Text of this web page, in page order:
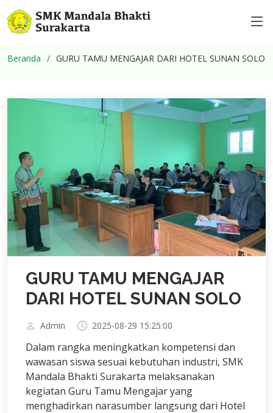
Beranda GURU TAMU MENGAJAR DARI HOTEL SUNAN SOLO
GURU TAMU MENGAJAR
DARI HOTEL SUNAN SOLO
Admin 2025-08-29 15:25:00
Dalam rangka meningkatkan kompetensi dan
wawasan siswa sesuai kebutuhan industri, SMK
Mandala Bhakti Surakarta melaksanakan
kegiatan Guru Tamu Mengajar yang
menghadirkan narasumber langsung dari Hotel